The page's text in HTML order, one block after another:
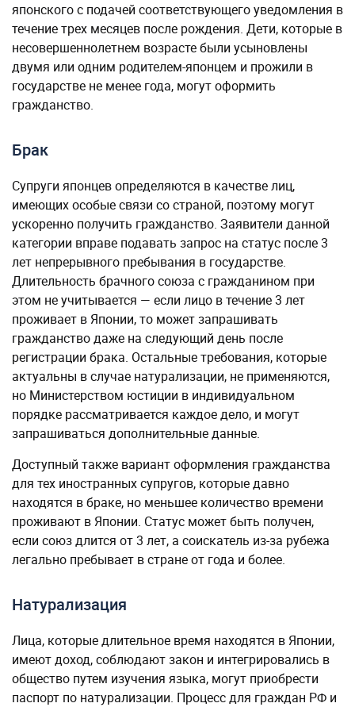
японского с подачей соответствующего уведомления в
течение трех месяцев после рождения. Дети, которые в
несовершеннолетнем возрасте были усыновлены
двумя или одним родителем-японцем и прожили в
государстве не менее года, могут оформить
гражданство.
Брак
Супруги японцев определяются в качестве лиц,
имеющих особые связи со страной, поэтому могут
ускоренно получить гражданство. Заявители данной
категории вправе подавать запрос на статус после 3
лет непрерывного пребывания в государстве.
Длительность брачного союза с гражданином при
этом не учитывается — если лицо в течение 3 лет
проживает в Японии, то может запрашивать
гражданство даже на следующий день после
регистрации брака. Остальные требования, которые
актуальны в случае натурализации, не применяются,
но Министерством юстиции в индивидуальном
порядке рассматривается каждое дело, и могут
запрашиваться дополнительные данные.
Доступный также вариант оформления гражданства
для тех иностранных супругов, которые давно
находятся в браке, но меньшее количество времени
проживают в Японии. Статус может быть получен,
если союз длится от 3 лет, а соискатель из-за рубежа
легально пребывает в стране от года и более.
Натурализация
Лица, которые длительное время находятся в Японии,
имеют доход, соблюдают закон и интегрировались в
общество путем изучения языка, могут приобрести
паспорт по натурализации. Процесс для граждан РФ и